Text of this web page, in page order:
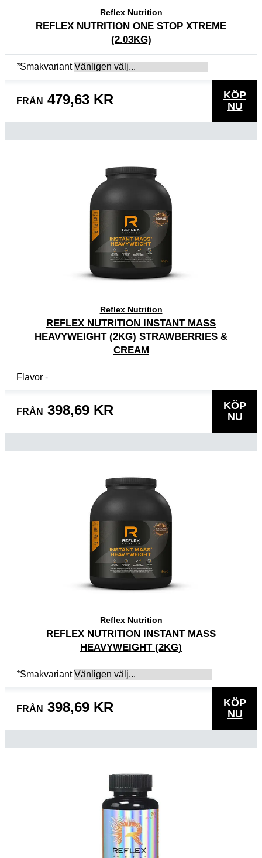
Reflex Nutrition
REFLEX NUTRITION ONE STOP XTREME
(2.03KG)
*Smakvariant
FRÅN 479,63 KR
KÖP
NU
Reflex Nutrition
REFLEX NUTRITION INSTANT MASS
HEAVYWEIGHT (2KG) STRAWBERRIES &
CREAM
Flavor
FRÅN 398,69 KR
KÖP
NU
Reflex Nutrition
REFLEX NUTRITION INSTANT MASS
HEAVYWEIGHT (2KG)
*Smakvariant
FRÅN 398,69 KR
KÖP
NU